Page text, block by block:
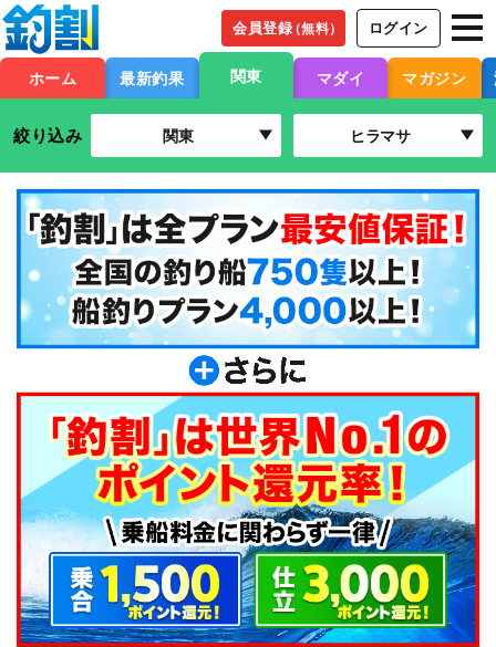
会員登録（無料） ログイン
ホーム 最新釣果 関東 マダイ マガジン
絞り込み 関東 ヒラマサ